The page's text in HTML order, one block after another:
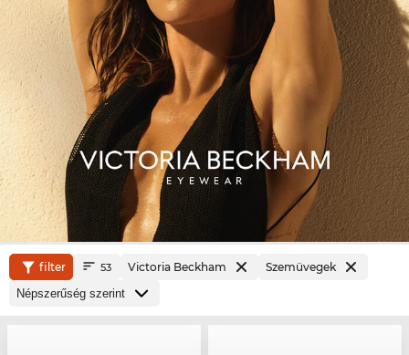
filter 53 Victoria Beckham Szemüvegek